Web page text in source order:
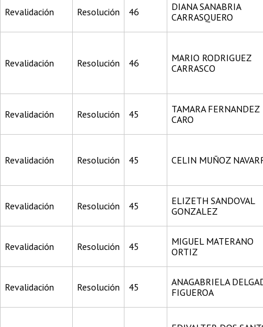
Revalidación Resolución 46
DIANA SANABRIA
CARRASQUERO
Revalidación Resolución 46
MARIO RODRIGUEZ
CARRASCO
Revalidación Resolución 45
TAMARA FERNANDEZ
CARO
Revalidación Resolución 45 CELIN MUÑOZ
Revalidación Resolución 45
ELIZETH SANDOVAL
GONZALEZ
Revalidación Resolución 45
MIGUEL MATERANO
ORTIZ
Revalidación Resolución 45
ANAGABRIELA
FIGUEROA